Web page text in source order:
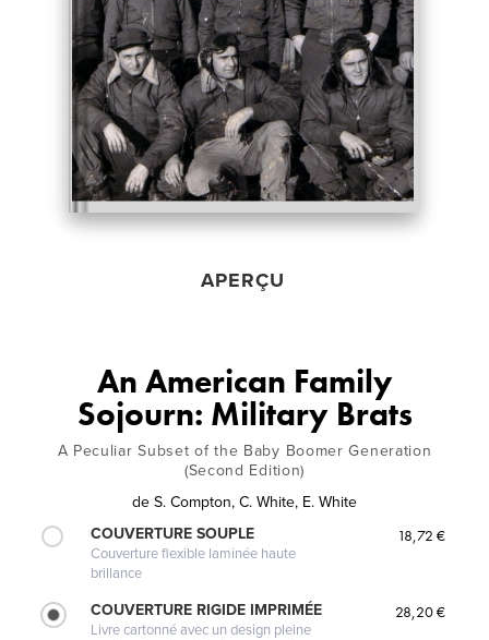
APERÇU
An American Family
Sojourn: Military Brats
A Peculiar Subset of the Baby Boomer Generation
(Second Edition)
de S. Compton, C. White, E. White
COUVERTURE SOUPLE
Couverture flexible laminée haute
brillance
18,72 €
COUVERTURE RIGIDE IMPRIMÉE
Livre cartonné avec un design pleine
28,20 €